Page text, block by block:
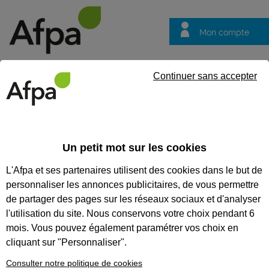
Mon compte
questions
Fil info 30/06/2026
Brico-Dépôt recrute
et forme avec l'Afpa
en alternance des
Assistants
Un petit mot sur les cookies
L'Afpa et ses partenaires utilisent des cookies dans le but de
personnaliser les annonces publicitaires, de vous permettre
de partager des pages sur les réseaux sociaux et d'analyser
l'utilisation du site. Nous conservons votre choix pendant 6
mois. Vous pouvez également paramétrer vos choix en
cliquant sur "Personnaliser".
Consulter notre politique de cookies
Continuer sans accepter